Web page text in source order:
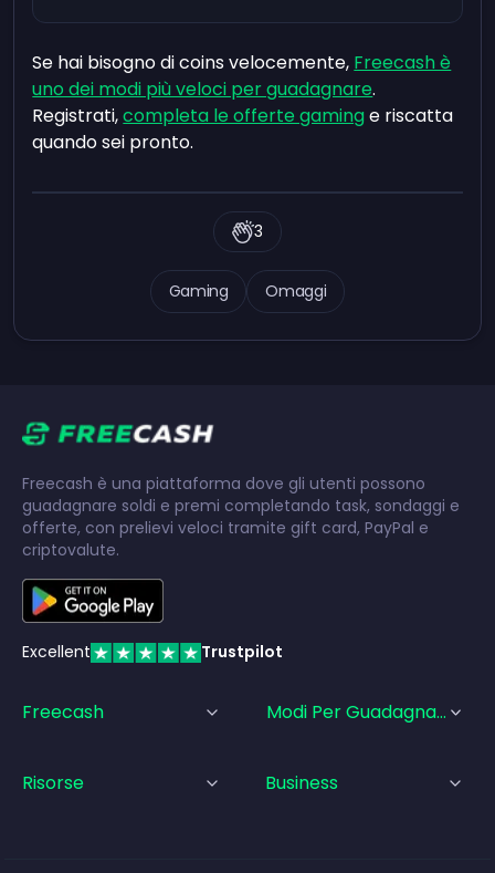
Se hai bisogno di coins velocemente, Freecash è
uno dei modi più veloci per guadagnare.
Registrati,completa le offerte gaminge riscatta
quando sei pronto.
Gaming Omaggi
3
Freecash è una piattaforma dove gli utenti possono
guadagnare soldi e premi completando task, sondaggi e
offerte, con prelievi veloci tramite gift card, PayPal e
criptovalute.
Excellent Trustpilot
Freecash Modi Per Guadagnare
Risorse Business